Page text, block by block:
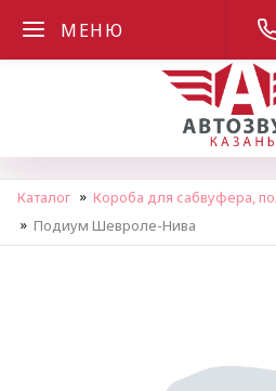
МЕНЮ
Каталог
Короба для сабвуфера,
Подиум Шевроле-Нива